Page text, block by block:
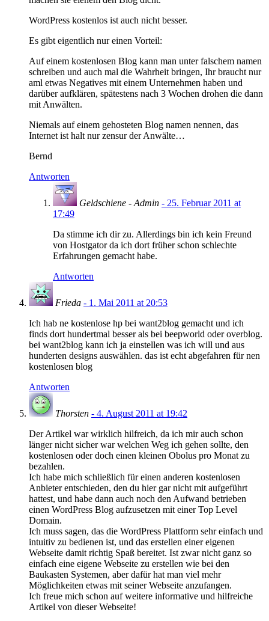
WordPress kostenlos ist auch nicht besser.
Es gibt eigentlich nur einen Vorteil:
Auf einem kostenlosen Blog kann man unter falschem namen
schreiben und auch mal die Wahrheit bringen, Ihr braucht nur
aml etwas Negatives mit einem Unternehmen haben und
darüber aufklären, spätestens nach 3 Wochen drohen die dann
mit Anwälten.
Niemals auf einem gehosteten Blog namen nennen, das
Internet ist halt nur zensur der Anwälte…
Bernd
Antworten
Geldschiene - Admin - 25. Februar 2011 at
17:49
Da stimme ich dir zu. Allerdings bin ich kein Freund
von Hostgator da ich dort früher schon schlechte
Erfahrungen gemacht habe.
Antworten
Frieda - 1. Mai 2011 at 20:53
Ich hab ne kostenlose hp bei want2blog gemacht und ich
finds dort hundertmal besser als bei beepworld oder overblog.
bei want2blog kann ich ja einstellen was ich will und aus
hunderten designs auswählen. das ist echt abgefahren für nen
kostenlosen blog
Antworten
Thorsten - 4. August 2011 at 19:42
Der Artikel war wirklich hilfreich, da ich mir auch schon
länger nicht sicher war welchen Weg ich gehen sollte, den
kostenlosen oder doch einen kleinen Obolus pro Monat zu
bezahlen.
Ich habe mich schließlich für einen anderen kostenlosen
Anbieter entschieden, den du hier gar nicht mit aufgeführt
hattest, und habe dann auch noch den Aufwand betrieben
einen WordPress Blog aufzusetzen mit einer Top Level
Domain.
Ich muss sagen, das die WordPress Plattform sehr einfach und
intuitiv zu bedienen ist, und das erstellen einer eigenen
Webseite damit richtig Spaß bereitet. Ist zwar nicht ganz so
einfach eine eigene Webseite zu erstellen wie bei den
Baukasten Systemen, aber dafür hat man viel mehr
Möglichkeiten etwas mit seiner Webseite anzufangen.
Ich freue mich schon auf weitere informative und hilfreiche
Artikel von dieser Webseite!